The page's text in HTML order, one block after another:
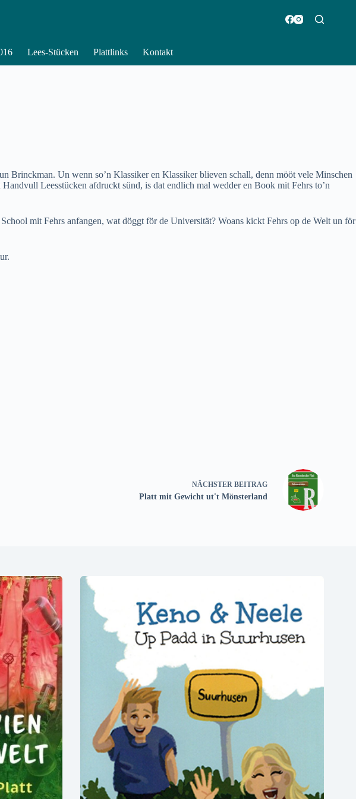
Lees-Stücken Plattlinks Kontakt
Brinckman. Un wenn so’n Klassiker en Klassiker blieven schall, denn mööt vele Minschen
Leesstücken afdruckt sünd, is dat endlich mal wedder en Book mit Fehrs to’n
mit Fehrs anfangen, wat döggt för de Universität? Woans kickt Fehrs op de Welt un för
NÄCHSTER BEITRAG
Platt mit Gewicht ut't Mönsterland